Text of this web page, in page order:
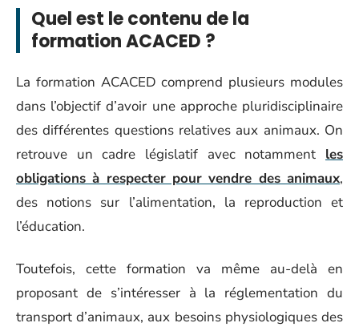
Quel est le contenu de la
formation ACACED ?
La formation ACACED comprend plusieurs modules
dans l’objectif d’avoir une approche pluridisciplinaire
des différentes questions relatives aux animaux. On
retrouve un cadre législatif avec notamment les
obligations à respecter pour vendre des animaux,
des notions sur l’alimentation, la reproduction et
l’éducation.
Toutefois, cette formation va même au-delà en
proposant de s’intéresser à la réglementation du
transport d’animaux, aux besoins physiologiques des